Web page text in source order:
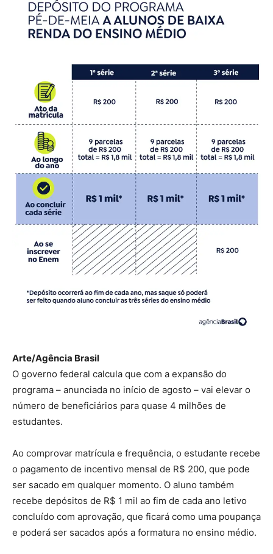
Arte/Agência Brasil
O governo federal calcula que com a expansão do
programa – anunciada no início de agosto – vai elevar o
número de beneficiários para quase 4 milhões de
estudantes.
Ao comprovar matrícula e frequência, o estudante recebe
o pagamento de incentivo mensal de R$ 200, que pode
ser sacado em qualquer momento. O aluno também
recebe depósitos de R$ 1 mil ao fim de cada ano letivo
concluído com aprovação, que ficará como uma poupança
e poderá ser sacados após a formatura no ensino médio.